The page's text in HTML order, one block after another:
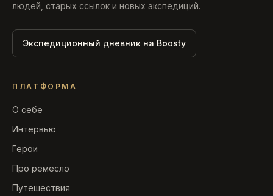
людей, старых ссылок и новых экспедиций.
Экспедиционный дневник на Boosty
ПЛАТФОРМА
О себе
Интервью
Герои
Про ремесло
Путешествия